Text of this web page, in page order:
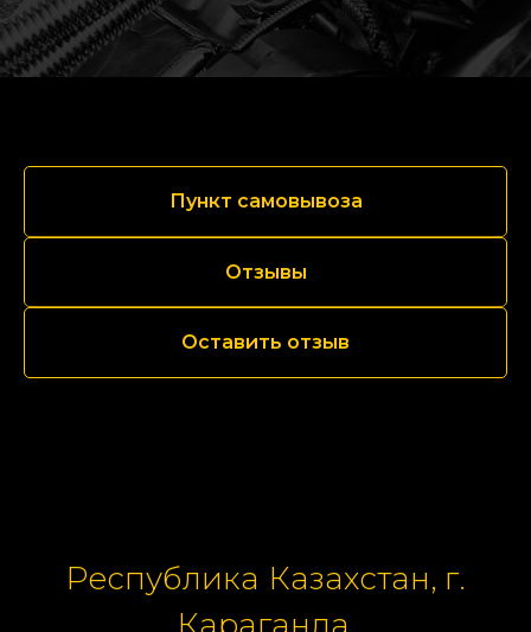
Пункт самовывоза
Отзывы
Оставить отзыв
Республика Казахстан, г.